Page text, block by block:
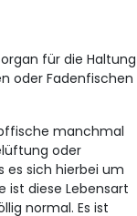
für die Haltung
oder Fadenfischen
manchmal
oder
es sich hierbei um
ist diese Lebensart
normal. Es ist